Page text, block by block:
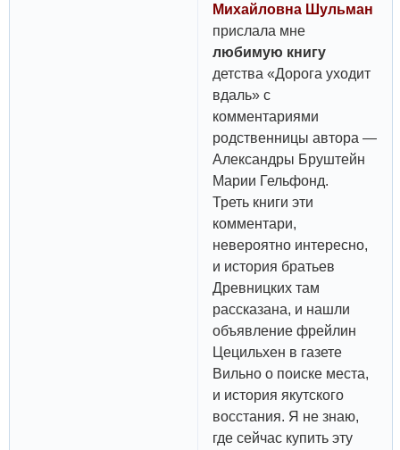
Михайловна Шульман
прислала мне
любимую книгу
детства «Дорога уходит
вдаль» с
комментариями
родственницы автора —
Александры Бруштейн
Марии Гельфонд.
Треть книги эти
комментари,
невероятно интересно,
и история братьев
Древницких там
рассказана, и нашли
объявление фрейлин
Цецильхен в газете
Вильно о поиске места,
и история якутского
восстания. Я не знаю,
где сейчас купить эту